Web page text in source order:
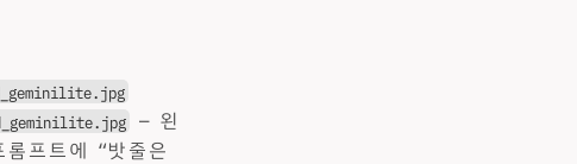
— 왼
프트에 “밧줄은